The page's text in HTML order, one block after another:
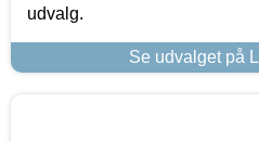
udvalg.
Se udvalget på